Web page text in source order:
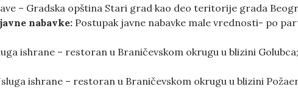
– Gradska opština Stari grad kao deo teritorije grada
nabavke: Postupak javne nabavke male vrednosti- po
ishrane – restoran u Braničevskom okrugu u blizini Golubca;
ishrane – restoran u Braničevskom okrugu u blizini